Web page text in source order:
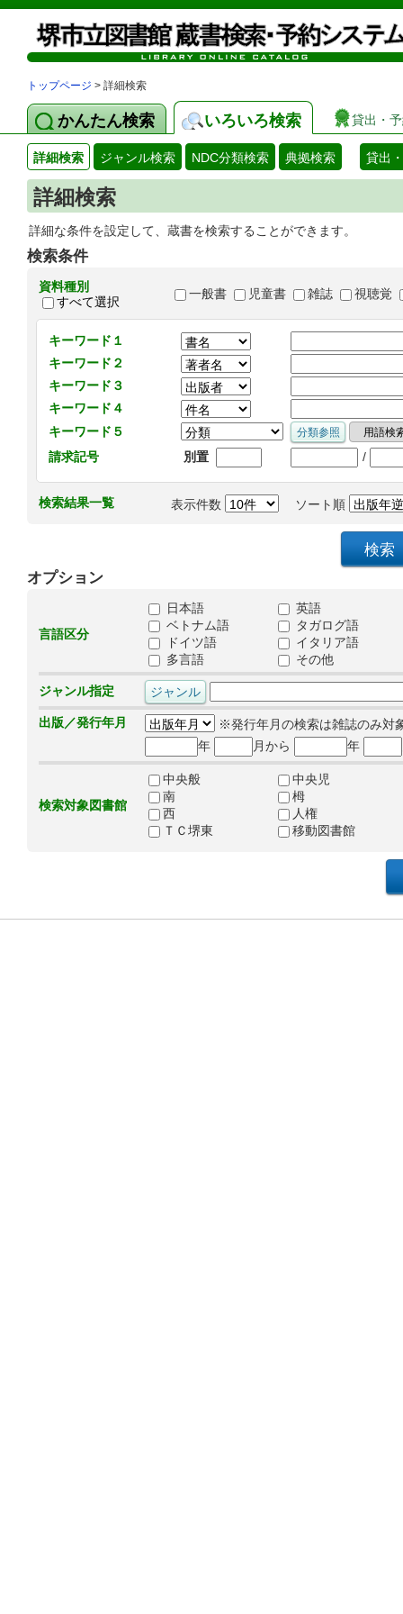
トップページ > 詳細検索
かんたん検索 いろいろ検索 貸出・
詳細検索 ジャンル検索 NDC分類検索 典拠検索 貸出
詳細検索
詳細な条件を設定して、蔵書を検索することができます。
検索条件
資料種別
すべて選択
一般書 児童書 雑誌 視聴覚
キーワード１
キーワード２
キーワード３
キーワード４
キーワード５
請求記号
別置 /
検索結果一覧 表示件数 ソート順
オプション
言語区分
日本語
英語
ベトナム語
タガログ語
ドイツ語
イタリア語
多言語
その他
ジャンル指定
出版／発行年月
※発行年月の検索は雑誌のみ対
年
月から 年
検索対象図書館
中央般
中央児
南
栂
西
人権
ＴＣ堺東
移動図書館